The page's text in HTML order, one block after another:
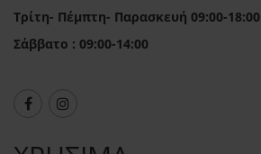
Τρίτη- Πέμπτη- Παρασκευή 09:00-18:00
Σάββατο : 09:00-14:00